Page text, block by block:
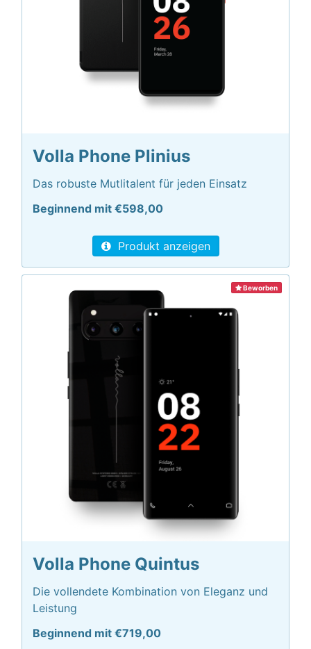
Volla Phone Plinius
Das robuste Mutlitalent für jeden Einsatz
Beginnend mit €598,00
Produkt anzeigen
Beworben
Volla Phone Quintus
Die vollendete Kombination von Eleganz und
Leistung
Beginnend mit €719,00